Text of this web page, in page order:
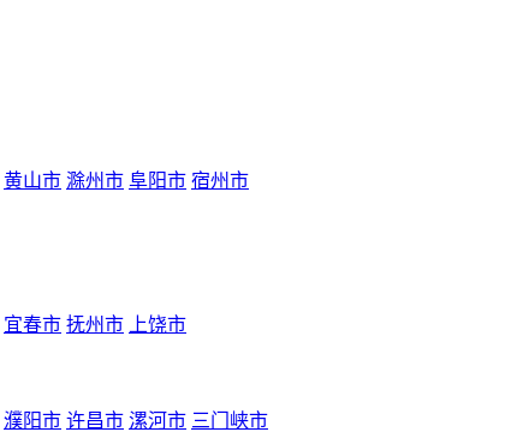
黄山市 滁州市 阜阳市 宿州市
宜春市 抚州市 上饶市
濮阳市 许昌市 漯河市 三门峡市